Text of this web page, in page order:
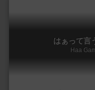
はぁって言
Haa